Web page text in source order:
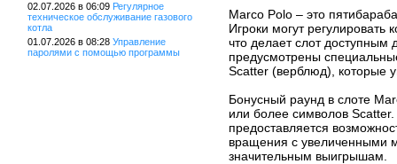
02.07.2026 в 06:09 Регулярное
техническое обслуживание газового
котла
01.07.2026 в 08:28 Управление
паролями с помощью программы
Marco Polo – это
Игроки могут регулировать
что делает слот
предусмотрены
Scatter (верблюд), которые
Бонусный раунд в слоте
или более символов
предоставляется
вращения с увеличенными
значительным выигрышам.